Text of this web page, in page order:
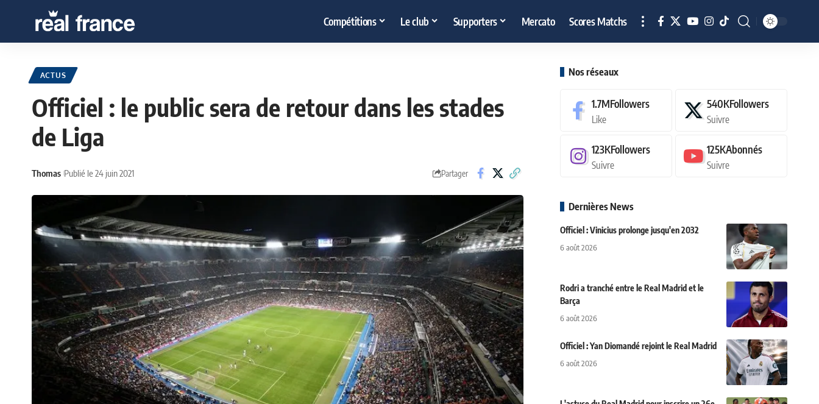
Compétitions Le club Supporters Mercato Scores Matchs
ACTUS
Officiel : le public sera de retour dans les stades
de Liga
Thomas Publié le 24 juin 2021 Partager
Nos réseaux
1.7MFollowers
Like
540KFollowers
Suivre
123KFollowers
Suivre
125KAbonnés
Suivre
Dernières News
Officiel : Vinicius prolonge jusqu'en 2032
6 août 2026
Rodri a tranché entre le Real Madrid et le
Barça
6 août 2026
Officiel : Yan Diomandé rejoint le Real Madrid
6 août 2026